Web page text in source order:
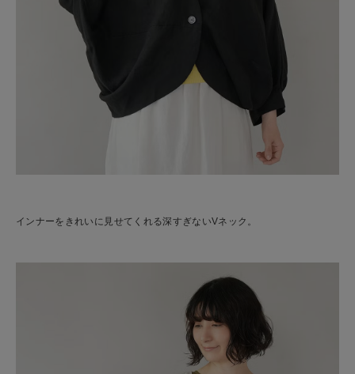
インナーをきれいに見せてくれる深すぎないVネック。